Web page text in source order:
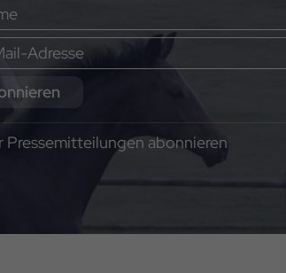
Pressemitteilungen abonnieren